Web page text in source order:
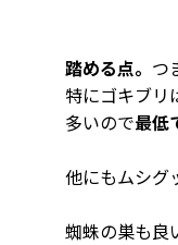
踏める点。 つ
特にゴキブリ
多いので最低
他にもムシグ
蜘蛛の巣も良